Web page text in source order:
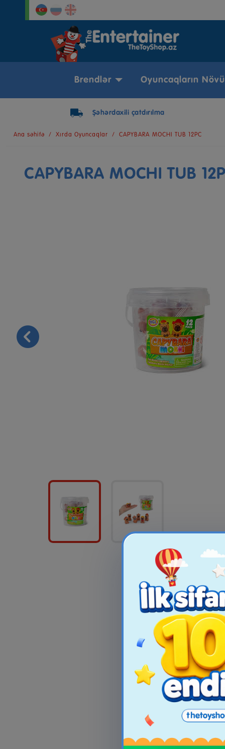
Brendlər Oyuncaqların Növü
Şəhərdaxili çatdırılma
Ana səhifə Xırda Oyuncaqlar CAPYBARA MOCHI TUB 12PC
CAPYBARA MOCHI TUB
Clementoni Mini Dig
Rainbow-